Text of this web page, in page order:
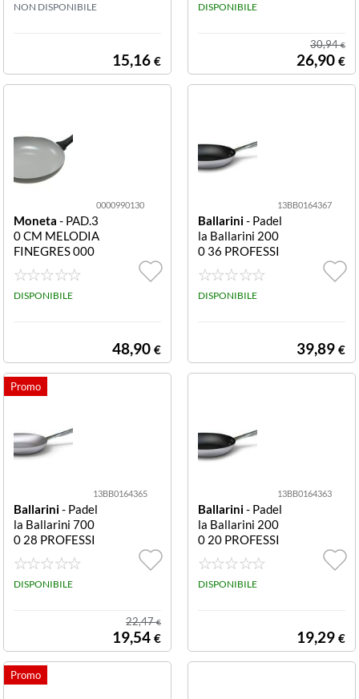
lla Valsecchi 26
NON DISPONIBILE
15,16 €
PROFESSIONA
DISPONIBILE
30,94€
26,90 €
0000990130
Moneta - PAD.3
0 CM MELODIA
FINEGRES 000
0990130 Mone
ta Melodia Fine
gres padella 30
DISPONIBILE
48,90 €
13BB0164367
Ballarini- Padel
la Ballarini 200
0 36 PROFESSI
ONALE SERIE 2
000 Alluminato
e Nero
DISPONIBILE
39,89 €
13BB0164365
Ballarini- Padel
la Ballarini 700
0 28 PROFESSI
ONALE SERIE 7
000 Silver natur
ale
DISPONIBILE
22,47€
19,54 €
13BB0164363
Ballarini- Padel
la Ballarini 200
0 20 PROFESSI
ONALE SERIE 2
000 Alluminato
e Nero
DISPONIBILE
19,29 €